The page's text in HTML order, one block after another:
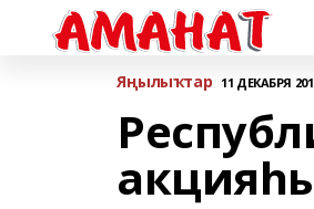
Яңылыҡтар 11 ДЕКАБРЯ